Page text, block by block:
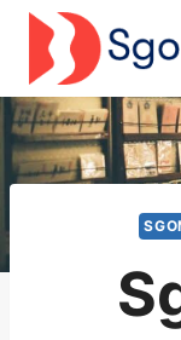
Salta
contenuto